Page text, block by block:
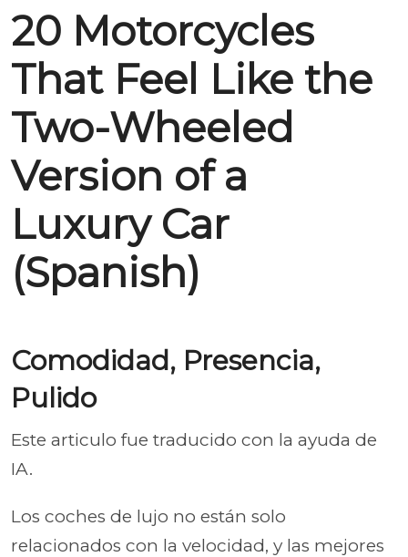
20 Motorcycles
That Feel Like the
Two-Wheeled
Version of a
Luxury Car
(Spanish)
Comodidad, Presencia,
Pulido
Este articulo fue traducido con la ayuda de
IA.
Los coches de lujo no están solo
relacionados con la velocidad, y las mejores